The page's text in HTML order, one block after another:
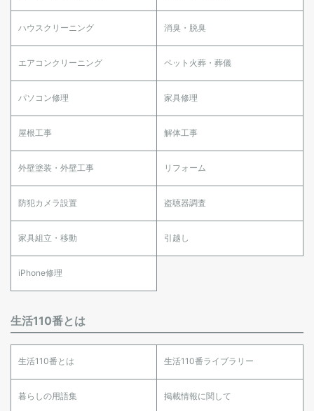
ハウスクリーニング 消臭・脱臭
エアコンクリーニング ペット火葬・葬儀
パソコン修理 家具修理
屋根工事 解体工事
外壁塗装・外壁工事 リフォーム
防犯カメラ設置 盗聴器調査
家具組立・移動 引越し
iPhone修理
生活110番とは
生活110番とは 生活110番ライブラリー
暮らしの用語集 掲載情報に関して